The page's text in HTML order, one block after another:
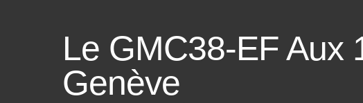
Le GMC38-EF Aux
Genève